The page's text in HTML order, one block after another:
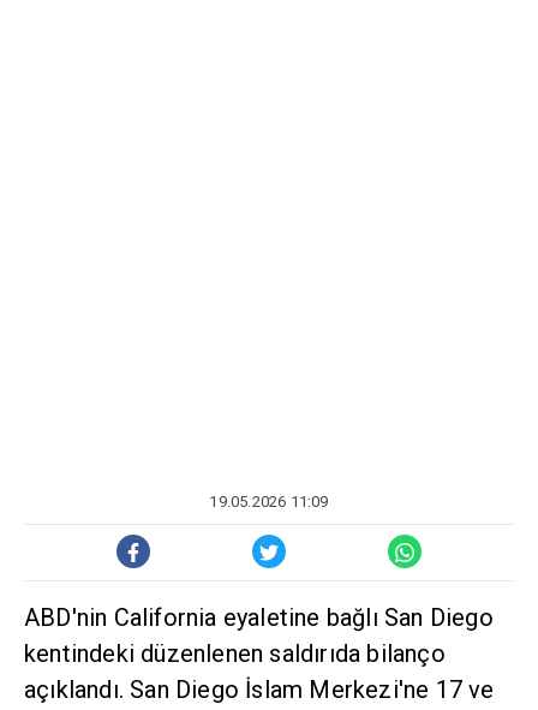
19.05.2026 11:09
ABD'nin California eyaletine bağlı San Diego
kentindeki düzenlenen saldırıda bilanço
açıklandı. San Diego İslam Merkezi'ne 17 ve